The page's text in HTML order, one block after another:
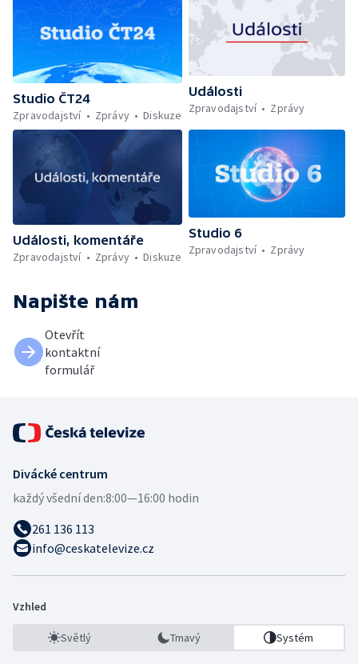
Studio ČT24
Zpravodajství
Zprávy Diskuze
Události
Zpravodajství
Zprávy
Události, komentáře
Zpravodajství
Zprávy Diskuze
Studio 6
Zpravodajství
Zprávy
Napište nám
Otevřít
kontaktní
formulář
Divácké centrum
každý všední den:8:00—16:00 hodin
261 136 113
info@ceskatelevize.cz
Vzhled
Světlý Tmavý Systém